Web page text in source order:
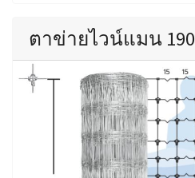
ตาข่ายไวน์แมน 190